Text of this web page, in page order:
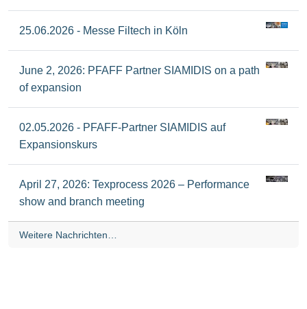
25.06.2026 - Messe Filtech in Köln
June 2, 2026: PFAFF Partner SIAMIDIS on a path
of expansion
02.05.2026 - PFAFF-Partner SIAMIDIS auf
Expansionskurs
April 27, 2026: Texprocess 2026 – Performance
show and branch meeting
Weitere Nachrichten…